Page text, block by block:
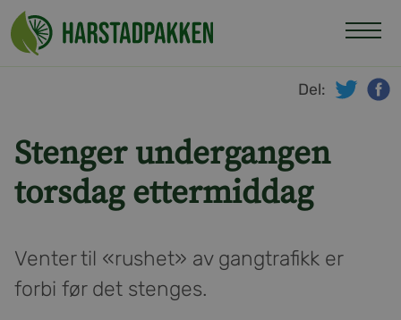
Hopp
til
innhold
Del:
Stenger undergangen
torsdag ettermiddag
Venter til «rushet» av gangtrafikk er
forbi før det stenges.